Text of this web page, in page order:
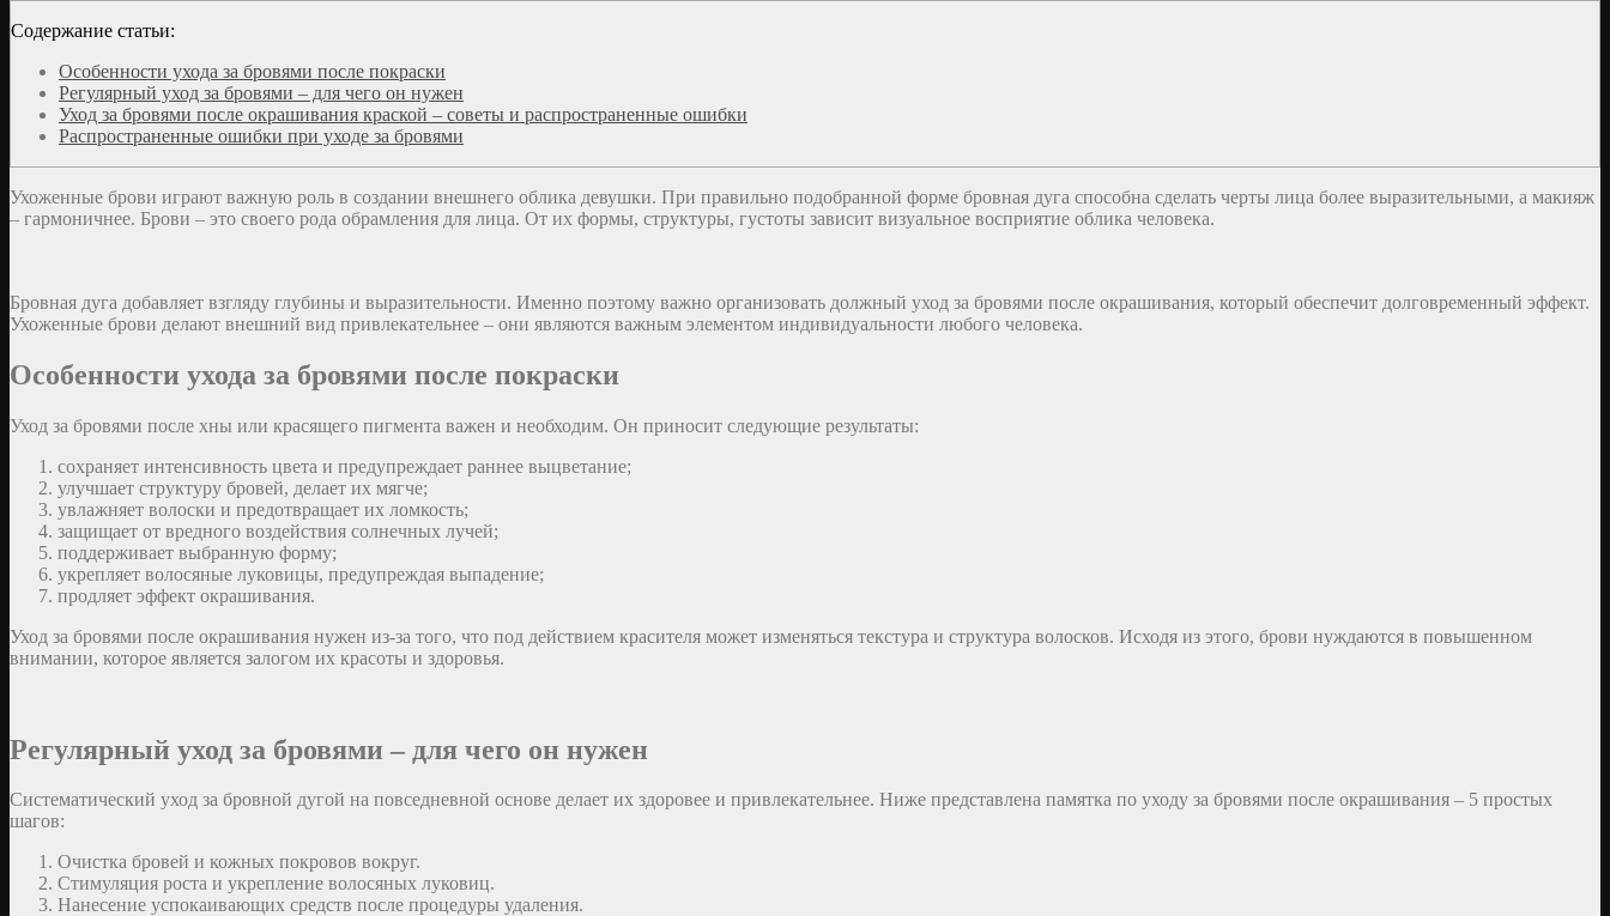
Содержание статьи:
Особенности ухода за бровями после покраски
Регулярный уход за бровями – для чего он нужен
Уход за бровями после окрашивания краской – советы и распространенные ошибки
Распространенные ошибки при уходе за бровями
Ухоженные брови играют важную роль в создании внешнего облика девушки. При правильно подобранной форме бровная дуга способна сделать черты лица более выразительными, а макияж
– гармоничнее. Брови – это своего рода обрамления для лица. От их формы, структуры, густоты зависит визуальное восприятие облика человека.
Бровная дуга добавляет взгляду глубины и выразительности. Именно поэтому важно организовать должный уход за бровями после окрашивания, который обеспечит долговременный эффект.
Ухоженные брови делают внешний вид привлекательнее – они являются важным элементом индивидуальности любого человека.
Особенности ухода за бровями после покраски
Уход за бровями после хны или красящего пигмента важен и необходим. Он приносит следующие результаты:
сохраняет интенсивность цвета и предупреждает раннее выцветание;
улучшает структуру бровей, делает их мягче;
увлажняет волоски и предотвращает их ломкость;
защищает от вредного воздействия солнечных лучей;
поддерживает выбранную форму;
укрепляет волосяные луковицы, предупреждая выпадение;
продляет эффект окрашивания.
Уход за бровями после окрашивания нужен из-за того, что под действием красителя может изменяться текстура и структура волосков. Исходя из этого, брови нуждаются в повышенном
внимании, которое является залогом их красоты и здоровья.
Регулярный уход за бровями – для чего он нужен
Систематический уход за бровной дугой на повседневной основе делает их здоровее и привлекательнее. Ниже представлена памятка по уходу за бровями после окрашивания – 5 простых
шагов:
Очистка бровей и кожных покровов вокруг.
Стимуляция роста и укрепление волосяных луковиц.
Нанесение успокаивающих средств после процедуры удаления.